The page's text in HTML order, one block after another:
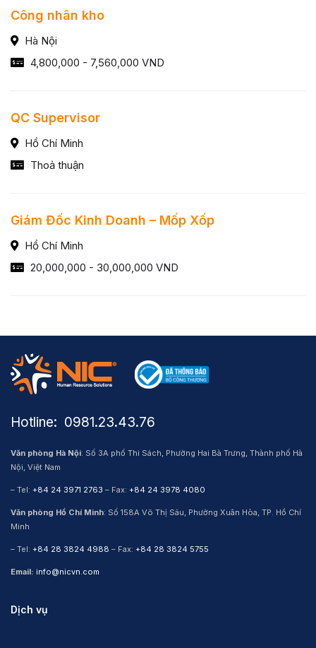
Công nhân kho
Hà Nội
4,800,000 - 7,560,000 VND
QC Supervisor
Hồ Chí Minh
Thoả thuận
Giám Đốc Kinh Doanh – Mốp Xốp
Hồ Chí Minh
20,000,000 - 30,000,000 VND
Hotline: ​ 0981.23.43.76
Văn phòng Hà Nội: Số 3A phố Thi Sách, Phường Hai Bà Trưng, Thành phố Hà
Nội, Việt Nam
– Tel: +84 24 3971 2763 – Fax: +84 24 3978 4080
Văn phòng Hồ Chí Minh: Số 158A Võ Thị Sáu, Phường Xuân Hòa, TP. Hồ Chí
Minh
– Tel: +84 28 3824 4988 – Fax: +84 28 3824 5755
Email: info@nicvn.com
Dịch vụ